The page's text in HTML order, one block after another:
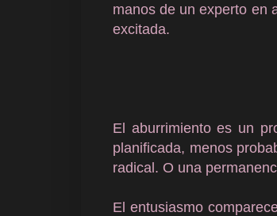
manos de un experto en
excitada.
El aburrimiento es un
planificada, menos
radical. O una
El entusiasmo